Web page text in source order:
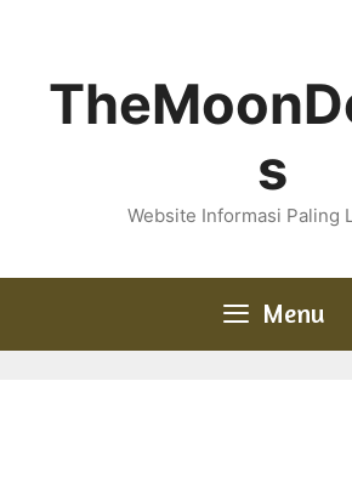
s
Website Informasi Paling
Menu